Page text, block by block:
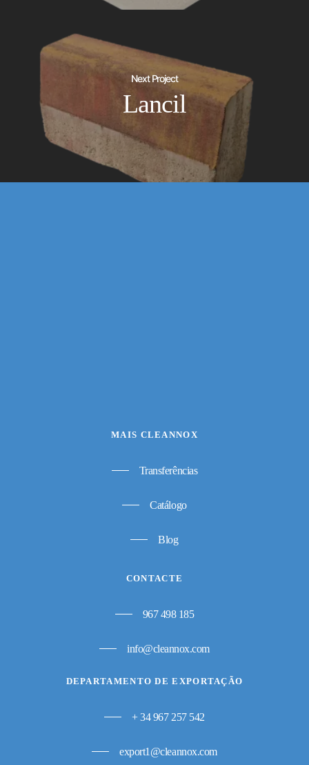
Next Project
Lancil
MAIS CLEANNOX
Transferências
Catálogo
Blog
CONTACTE
967 498 185
info@cleannox.com
DEPARTAMENTO DE EXPORTAÇÃO
+ 34 967 257 542
export1@cleannox.com